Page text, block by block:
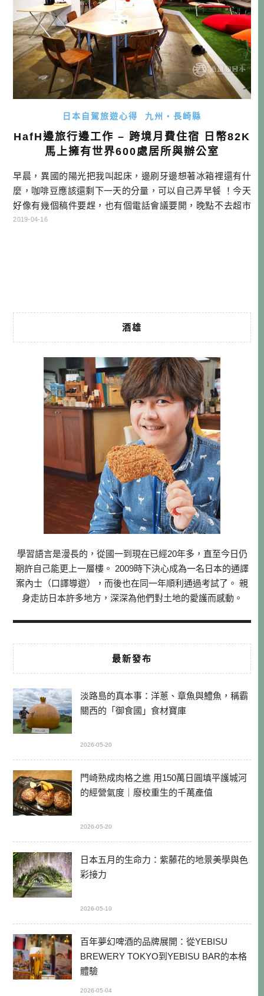
日本自駕旅遊心得 九州・長崎縣
HafH邊旅行邊工作 – 跨境月費住宿 日幣82K
馬上擁有世界600處居所與辦公室
早晨，異國的陽光把我叫起床，邊刷牙邊想著冰箱裡還有什
麼，咖啡豆應該還剩下一天的分量，可以自己弄早餐 ！今天
好像有幾個稿件要趕，也有個電話會議要開，晚點不去超市
買氣泡水的話，晚上就沒有調酒可以喝了。不過在那之前，
2019-04-16
酒雄
學習語言是漫長的，從國一到現在已經20年多，直至今日仍
期許自己能更上一層樓。 2009時下決心成為一名日本的通譯
案內士（口譯導遊），而後也在同一年順利通過考試了。 親
身走訪日本許多地方，深深為他們對土地的愛護而感動。
最新發布
淡路島的真本事：洋蔥、章魚與鱧魚，稱霸
關西的「御食國」食材寶庫
2026-05-20
門崎熟成肉格之進 用150萬日圓填平護城河
的經營氣度｜廢校重生的千萬產值
2026-05-20
日本五月的生命力：紫藤花的地景美學與色
彩接力
2026-05-10
百年夢幻啤酒的品牌展開：從YEBISU
BREWERY TOKYO到YEBISU BAR的本格
體驗
2026-05-04